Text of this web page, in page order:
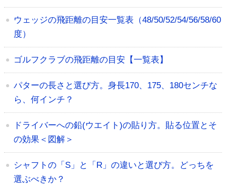
ウェッジの飛距離の目安一覧表（48/50/52/54/56/58/60
度）
ゴルフクラブの飛距離の目安【一覧表】
パターの長さと選び方。身長170、175、180センチな
ら、何インチ？
ドライバーへの鉛(ウエイト)の貼り方。貼る位置とそ
の効果＜図解＞
シャフトの「S」と「R」の違いと選び方。どっちを
選ぶべきか？